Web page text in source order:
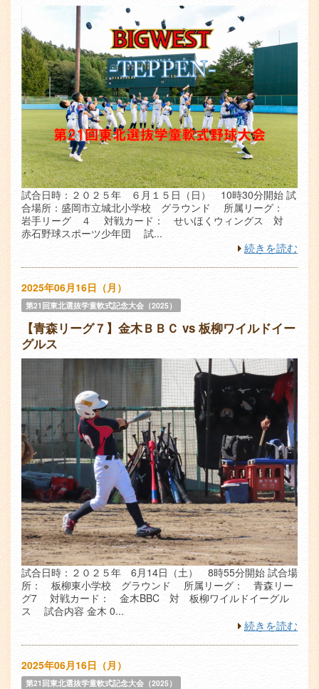
試合日時：２０２５年 ６月１５日（日） 10時30分開始 試
合場所：盛岡市立城北小学校 グラウンド 所属リーグ：
岩手リーグ ４ 対戦カード： せいほくウィングス 対
赤石野球スポーツ少年団 試...
続きを読む
2025年06月16日（月）
第21回東北選抜学童軟式記念大会（2025）
【青森リーグ７】金木ＢＢＣ vs 板柳ワイルドイー
グルス
試合日時：２０２５年 6月14日（土） 8時55分開始 試合場
所： 板柳東小学校 グラウンド 所属リーグ： 青森リー
グ7 対戦カード： 金木BBC 対 板柳ワイルドイーグル
ス 試合内容 金木 0...
続きを読む
2025年06月16日（月）
第21回東北選抜学童軟式記念大会（2025）